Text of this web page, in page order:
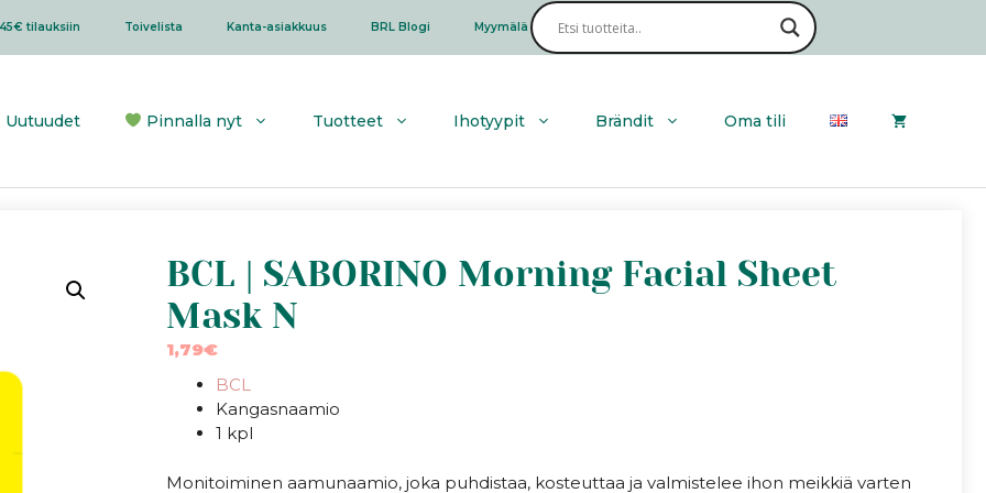
tilauksiin Toivelista Kanta-asiakkuus BRL Blogi Myymälä Haku
Uutuudet Pinnalla nyt Tuotteet Ihotyypit Brändit Oma tili
BCL | SABORINO Morning Facial Sheet
Mask N
1,79€
BCL
Kangasnaamio
1 kpl
Monitoiminen aamunaamio, joka puhdistaa, kosteuttaa ja valmistelee ihon meikkiä varten
SABORINO
Facial
N